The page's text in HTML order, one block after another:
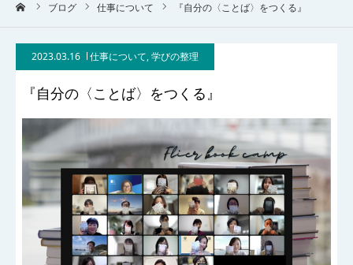
ブログ 仕事について 『自分の〈ことば〉をつくる』
2023.03.16 仕事について,学びの整理
『自分の〈ことば〉をつくる』
ブログ
実績
コラム一覧
お問合せ